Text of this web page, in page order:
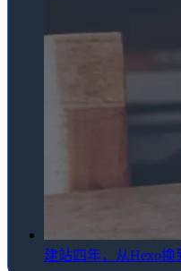
建站四年，从Hexo换